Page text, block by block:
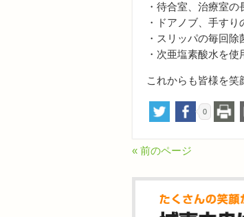
・待合室、治療室の
・ドアノブ、手すり
・スリッパの毎回除
・次亜塩素酸水を
これからも皆様を
0
« 前のページ